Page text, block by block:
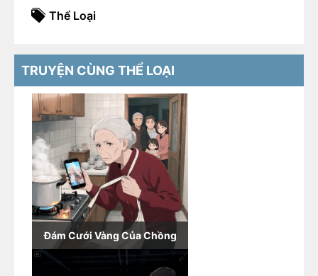
Thể Loại
TRUYỆN CÙNG THỂ LOẠI
Đám Cưới Vàng Của Chồng